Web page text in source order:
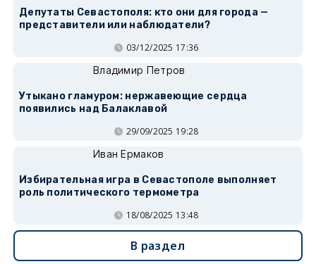
Депутаты Севастополя: кто они для города —
представители или наблюдатели?
03/12/2025 17:36
Владимир Петров
Утыкано гламуром: нержавеющие сердца
появились над Балаклавой
29/09/2025 19:28
Иван Ермаков
Избирательная игра в Севастополе выполняет
роль политического термометра
18/08/2025 13:48
В раздел